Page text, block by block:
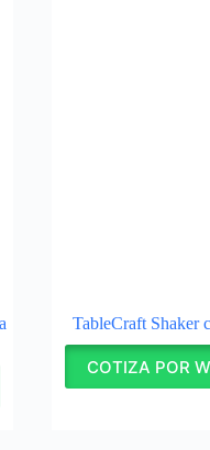
TableCraft Shaker
COTIZA POR